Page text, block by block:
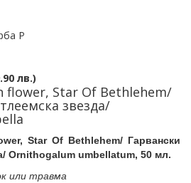
Р
лв.)
flower, Star Of Bethlehem/
звезда/
Star Of Bethlehem/ Гарвански
Ornithogalum umbellatum, 50 мл.
или травма